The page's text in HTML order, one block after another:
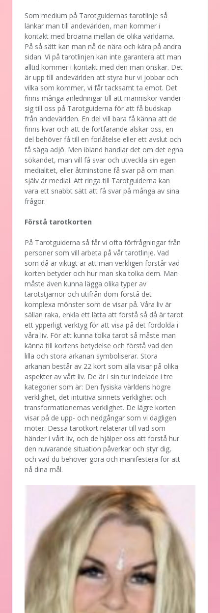
Som medium på Tarotguidernas tarotlinje så
länkar man till andevärlden, man kommer i
kontakt med broarna mellan de olika världarna.
På så sätt kan man nå de nära och kära på andra
sidan. Vi på tarotlinjen kan inte garantera att man
alltid kommer i kontakt med den man önskar. Det
är upp till andevärlden att styra hur vi jobbar och
vilka som kommer, vi får tacksamt ta emot. Det
finns många anledningar till att människor vänder
sig till oss på Tarotguiderna för att få budskap
från andevärlden. En del vill bara få känna att de
finns kvar och att de fortfarande älskar oss, en
del behöver få till en förlåtelse eller ett avslut och
få säga adjö. Men ibland handlar det om det egna
sökandet, man vill få svar och utveckla sin egen
medialitet, eller åtminstone få svar på om man
själv är medial. Att ringa till Tarotguiderna kan
vara ett snabbt sätt att få svar på många av sina
frågor.
Förstå tarotkorten
På Tarotguiderna så får vi ofta förfrågningar från
personer som vill arbeta på vår tarotlinje. Vad
som då är viktigt är att man verkligen förstår vad
korten betyder och hur man ska tolka dem. Man
måste även kunna lägga olika typer av
tarotstjärnor och utifrån dom förstå det
komplexa mönster som de visar på. Våra liv är
sällan raka, enkla ett lätta att förstå så då är tarot
ett ypperligt verktyg för att visa på det fördolda i
våra liv. För att kunna tolka tarot så måste man
känna till kortens betydelse och förstå vad den
lilla och stora arkanan symboliserar. Stora
arkanan består av 22 kort som alla visar på olika
aspekter av vårt liv. De är i sin tur indelade i tre
kategorier som är: Den fysiska världens högre
verklighet, det intuitiva sinnets verklighet och
transformationernas verklighet. De lägre korten
visar på de upp- och nedgångar som vi dagligen
möter. Dessa tarotkort relaterar till vad som
händer i vårt liv, och de hjälper oss att förstå hur
den nuvarande situation påverkar och styr dig,
och vad du behöver göra och manifestera för att
nå dina mål.